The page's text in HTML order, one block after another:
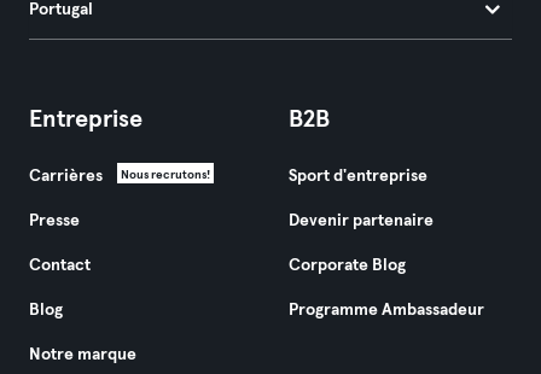
Portugal
Entreprise
Carrières Nous recrutons!
Presse
Contact
Blog
Notre marque
B2B
Sport d'entreprise
Devenir partenaire
Corporate Blog
Programme Ambassadeur